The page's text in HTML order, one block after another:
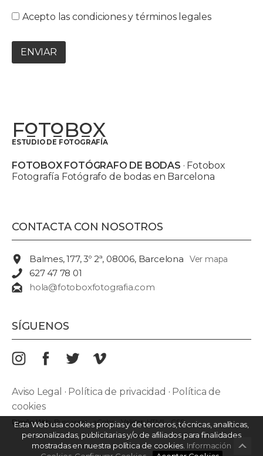
Acepto las condiciones y términos legales
ENVIAR
FOTOBOX
ESTUDIO DE FOTOGRAFÍA
FOTOBOX FOTÓGRAFO DE BODAS · Fotobox
Fotografía Fotógrafo de bodas en Barcelona
CONTACTA CON NOSOTROS
Balmes, 177, 3º 2ª, 08006, Barcelona Ver mapa
627 47 78 01
hola@fotoboxfotografia.com
SÍGUENOS
Aviso Legal · Política de privacidad · Política de
cookies
Diseño Web: Buscaprat·aColor Validar:HTML·CSS
Esta Web usa cookies propias y de terceros, técnicas, analíticas,
personalizadas, publicitarias y/o de afiliados para finalidades
mostradas en nuestra política de cookies. Información